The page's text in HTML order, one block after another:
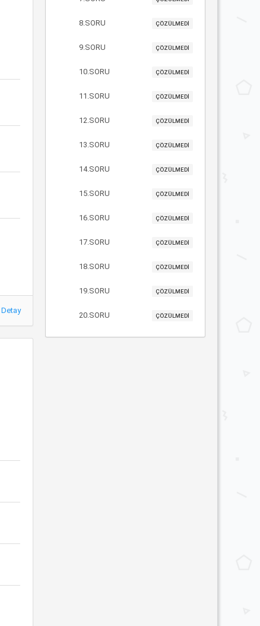
8.SORU ÇÖZÜLMEDİ
9.SORU ÇÖZÜLMEDİ
10.SORU ÇÖZÜLMEDİ
11.SORU ÇÖZÜLMEDİ
12.SORU ÇÖZÜLMEDİ
13.SORU ÇÖZÜLMEDİ
14.SORU ÇÖZÜLMEDİ
15.SORU ÇÖZÜLMEDİ
16.SORU ÇÖZÜLMEDİ
17.SORU ÇÖZÜLMEDİ
18.SORU ÇÖZÜLMEDİ
19.SORU ÇÖZÜLMEDİ
20.SORU ÇÖZÜLMEDİ